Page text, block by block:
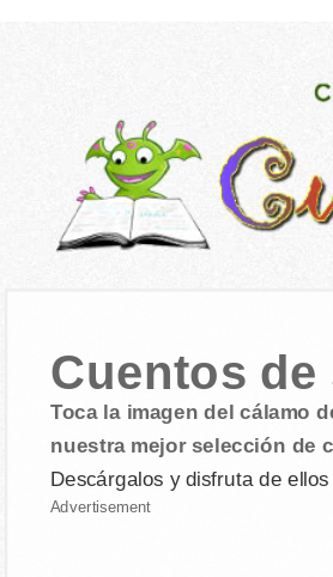
Cuentos
Toca la imagen del cálamo
nuestra mejor selección de
Descárgalos y disfruta de
Advertisement